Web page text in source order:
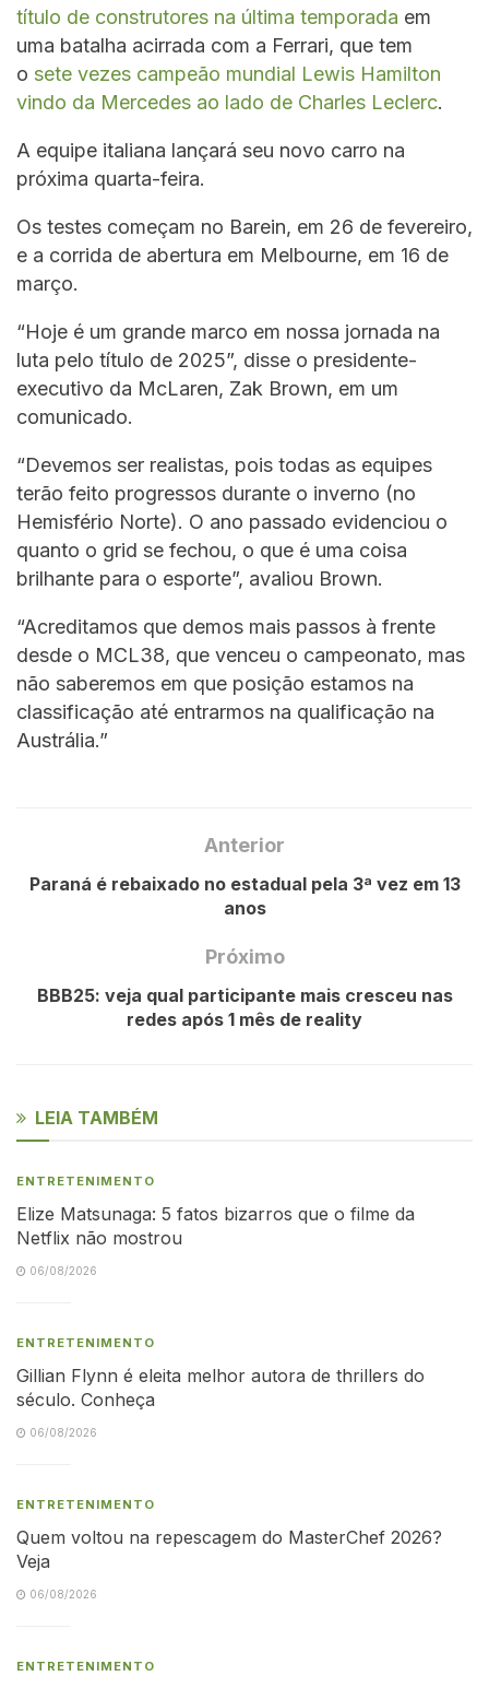
título de construtores na última temporada em
uma batalha acirrada com a Ferrari, que tem
o sete vezes campeão mundial Lewis Hamilton
vindo da Mercedes ao lado de Charles Leclerc.
A equipe italiana lançará seu novo carro na
próxima quarta-feira.
Os testes começam no Barein, em 26 de fevereiro,
e a corrida de abertura em Melbourne, em 16 de
março.
“Hoje é um grande marco em nossa jornada na
luta pelo título de 2025”, disse o presidente-
executivo da McLaren, Zak Brown, em um
comunicado.
“Devemos ser realistas, pois todas as equipes
terão feito progressos durante o inverno (no
Hemisfério Norte). O ano passado evidenciou o
quanto o grid se fechou, o que é uma coisa
brilhante para o esporte”, avaliou Brown.
“Acreditamos que demos mais passos à frente
desde o MCL38, que venceu o campeonato, mas
não saberemos em que posição estamos na
classificação até entrarmos na qualificação na
Austrália.”
Anterior
Paraná é rebaixado no estadual pela 3ª vez em 13
anos
Próximo
BBB25: veja qual participante mais cresceu nas
redes após 1 mês de reality
LEIA TAMBÉM
ENTRETENIMENTO
Elize Matsunaga: 5 fatos bizarros que o filme da
Netflix não mostrou
06/08/2026
ENTRETENIMENTO
Gillian Flynn é eleita melhor autora de thrillers do
século. Conheça
06/08/2026
ENTRETENIMENTO
Quem voltou na repescagem do MasterChef 2026?
Veja
06/08/2026
ENTRETENIMENTO